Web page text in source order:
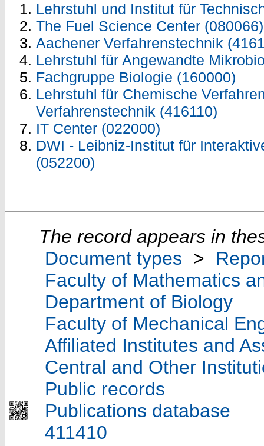
Lehrstuhl und Institut für
The Fuel Science Center (080066)
Aachener Verfahrenstechnik
Lehrstuhl für Angewandte
Fachgruppe Biologie (160000)
Lehrstuhl für Chemische
Verfahrenstechnik (416110)
IT Center (022000)
DWI - Leibniz-Institut für
(052200)
The record appears in
Document types >
Faculty of Mathematics
Department of Biology
Faculty of Mechanical
Affiliated Institutes and
Central and Other
Public records
Publications database
411410